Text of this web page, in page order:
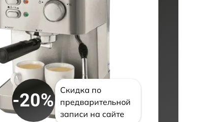
-20%
Скидка по
предварительной
записи на сайте